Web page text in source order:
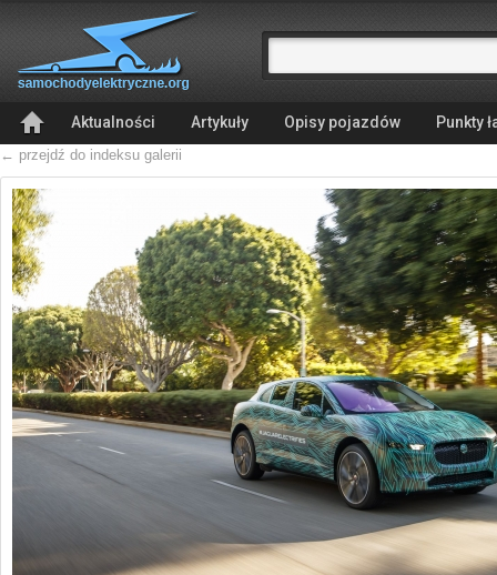
Aktualności Artykuły Opisy pojazdów Punkty
← przejdź do indeksu galerii